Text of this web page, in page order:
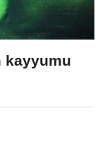
kayyumu